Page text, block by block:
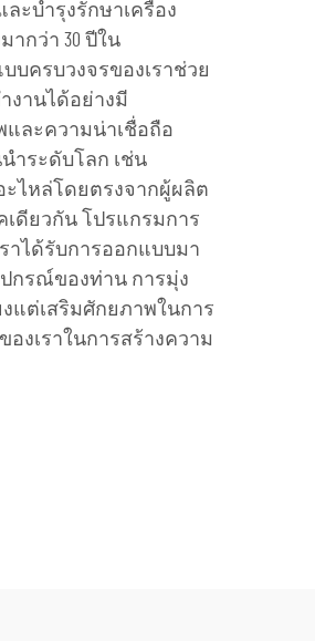
ะบำรุงรักษาเครื่อง
กว่า 30 ปีใน
บครบวงจรของเราช่วย
งานได้อย่างมี
ละความน่าเชื่อถือ
ำระดับโลก เช่น
อะไหล่โดยตรงจากผู้ผลิต
คเดียวกัน โปรแกรมการ
าได้รับการออกแบบมา
กรณ์ของท่าน การมุ่ง
แต่เสริมศักยภาพในการ
งเราในการสร้างความ